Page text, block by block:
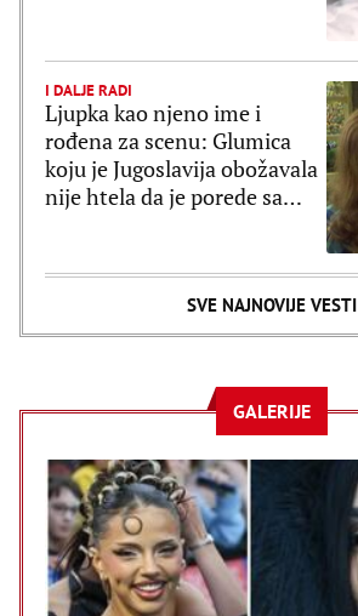
I DALJE RADI
Ljupka kao njeno ime i
rođena za scenu: Glumica
koju je Jugoslavija obožavala
nije htela da je porede sa
SVE NAJNOVIJE VESTI
GALERIJE